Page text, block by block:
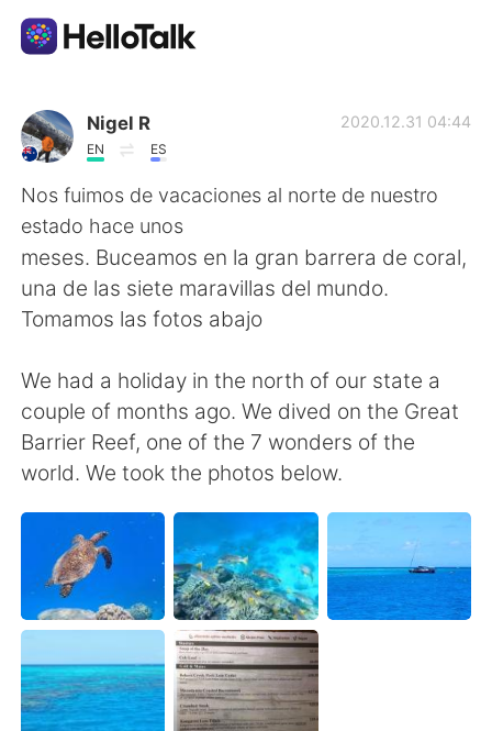
Language Exchange App
AI Grammar Checker
English
简体中文 繁體中文
Español العربية
Français Deutsch
Русский ไทย
Indonesia Italiano
Türkçe Tiếng Việt
Português
Nigel R
EN ES
2020.12.31 04:44
Nos fuimos de vacaciones al norte de nuestro
estado hace unos
meses. Buceamos en la gran barrera de coral,
una de las siete maravillas del mundo.
Tomamos las fotos abajo
We had a holiday in the north of our state a
couple of months ago. We dived on the Great
Barrier Reef, one of the 7 wonders of the
world. We took the photos below.